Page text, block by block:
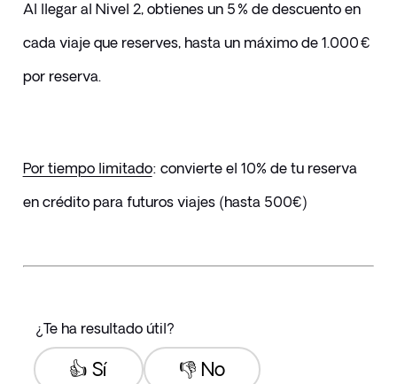
Al llegar al Nivel 2, obtienes un 5 % de descuento en
cada viaje que reserves, hasta un máximo de 1.000 €
por reserva.
Por tiempo limitado: convierte el 10% de tu reserva
en crédito para futuros viajes (hasta 500€)
¿Te ha resultado útil?
👎 No
👍 Sí